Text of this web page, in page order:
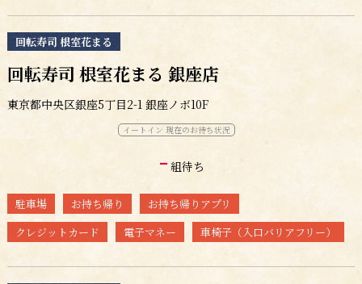
回転寿司 根室花まる 銀座店
回転寿司 根室花まる
東京都中央区銀座5丁目2-1 銀座ノボ10F
イートイン 現在のお待ち状況
- 組待ち
駐車場 お持ち帰り
お持ち帰りアプリ
クレジットカード
電子マネー 車椅子（入口バリアフリー）